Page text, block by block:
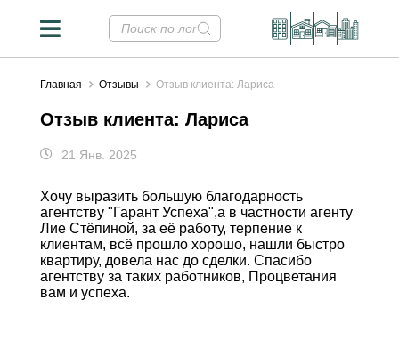
Главная Отзывы Отзыв клиента: Лариса
Отзыв клиента: Лариса
21 Янв. 2025
Хочу выразить большую благодарность
агентству "Гарант Успеха",а в частности агенту
Лие Стёпиной, за её работу, терпение к
клиентам, всё прошло хорошо, нашли быстро
квартиру, довела нас до сделки. Спасибо
агентству за таких работников, Процветания
вам и успеха.